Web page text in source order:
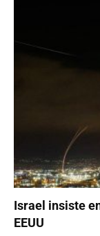
Israel insiste
EEUU